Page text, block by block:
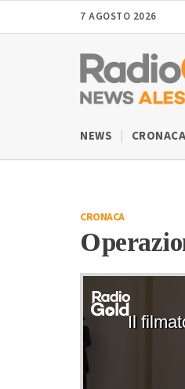
7 AGOSTO 2026
NEWS CRONACA
CRONACA